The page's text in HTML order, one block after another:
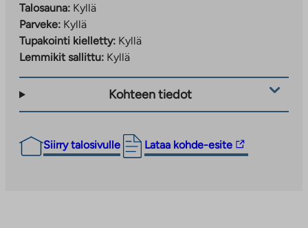
Talosauna: Kyllä
Parveke: Kyllä
Tupakointi kielletty: Kyllä
Lemmikit sallittu: Kyllä
Kohteen tiedot
Siirry talosivulle Lataa kohde-esite
Linkki
vie